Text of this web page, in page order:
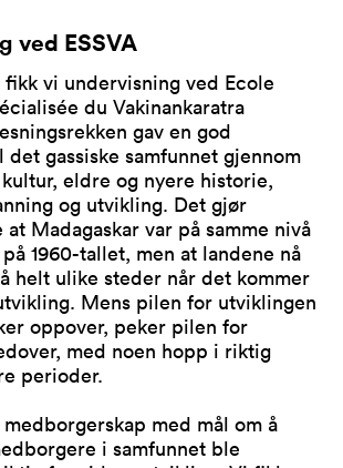
ved ESSVA
fikk vi undervisning ved Ecole
du Vakinankaratra
gav en god
gassiske samfunnet gjennom
eldre og nyere historie,
og utvikling. Det gjør
Madagaskar var på samme nivå
1960-tallet, men at landene nå
helt ulike steder når det kommer
Mens pilen for utviklingen
oppover, peker pilen for
med noen hopp i riktig
perioder.
med mål om å
i samfunnet ble